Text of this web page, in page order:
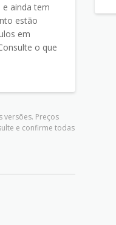
ainda tem
estão
em
o que
versões. Preços
e confirme todas